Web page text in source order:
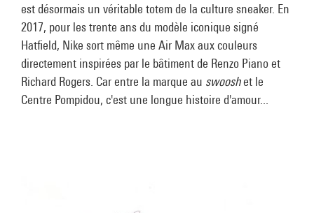
est désormais un véritable totem de la culture sneaker. En
2017, pour les trente ans du modèle iconique signé
Hatfield, Nike sort même une Air Max aux couleurs
directement inspirées par le bâtiment de Renzo Piano et
Richard Rogers. Car entre la marque au swooshet le
Centre Pompidou, c'est une longue histoire d'amour...